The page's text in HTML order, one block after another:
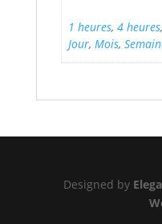
1 heures, 4 heures,
Jour, Mois,
Designed by